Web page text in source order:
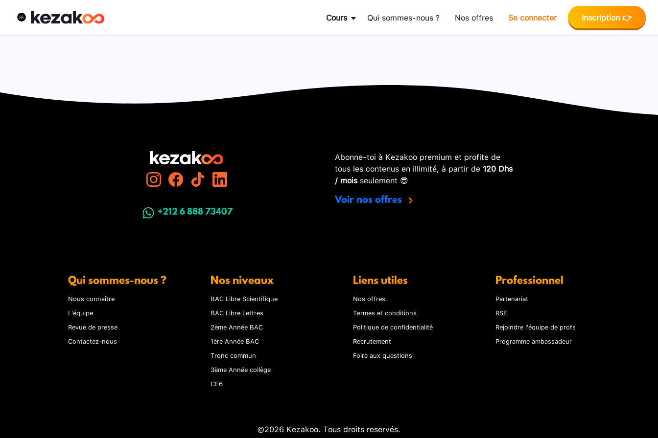
Cours Qui sommes-nous ? Nos offres Se connecter Inscription 👉
+212 6 888 73407
Abonne-toi à Kezakoo premium et profite de
tous les contenus en illimité, à partir de 120 Dhs
/ moisseulement 😎
Voir nos offres
Qui sommes-nous ?
Nous connaître
L'équipe
Revue de presse
Contactez-nous
Nos niveaux
BAC Libre Scientifique
BAC Libre Lettres
2ème Année BAC
1ère Année BAC
Tronc commun
3ème Année collège
CE6
Liens utiles
Nos offres
Termes et conditions
Politique de confidentialité
Recrutement
Foire aux questions
Professionnel
Partenariat
RSE
Rejoindre l'équipe de profs
Programme ambassadeur
©2026 Kezakoo. Tous droits reservés.